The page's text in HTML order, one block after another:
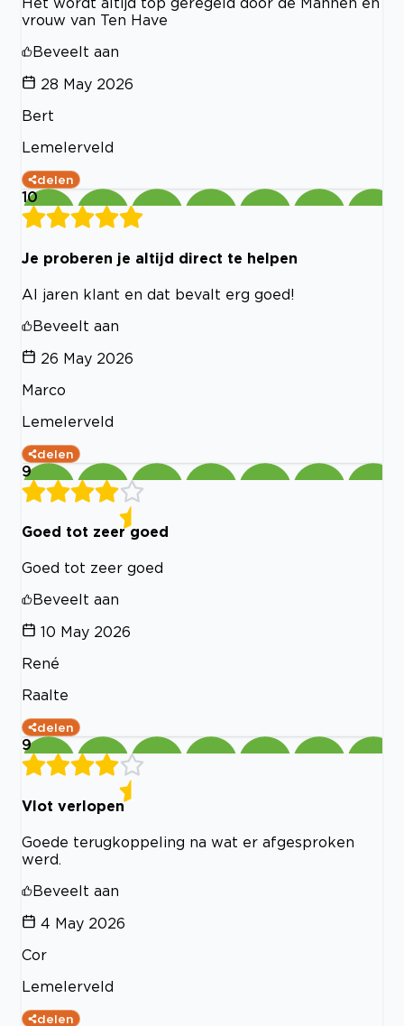
vrouw van Ten Have
Beveelt aan
28 May 2026
Bert
Lemelerveld
delen
10
Je proberen je altijd direct te helpen
Al jaren klant en dat bevalt erg goed!
Beveelt aan
26 May 2026
Marco
Lemelerveld
delen
9
Goed tot zeer goed
Goed tot zeer goed
Beveelt aan
10 May 2026
René
Raalte
delen
9
Vlot verlopen
Goede terugkoppeling na wat er afgesproken
werd.
Beveelt aan
4 May 2026
Cor
Lemelerveld
delen